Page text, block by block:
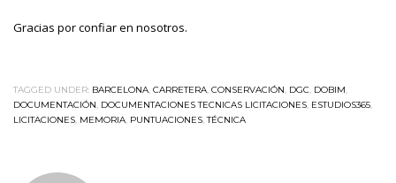
Gracias por confiar en nosotros.
TAGGED UNDER: BARCELONA, CARRETERA, CONSERVACIÓN, DGC, DOBIM,
DOCUMENTACIÓN, DOCUMENTACIONES TECNICAS LICITACIONES, ESTUDIOS365,
LICITACIONES, MEMORIA, PUNTUACIONES,TÉCNICA